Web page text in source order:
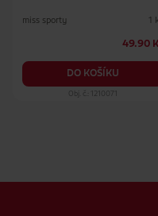
miss sporty 1
49.90
DO KOŠÍKU
Obj. č.: 1210071